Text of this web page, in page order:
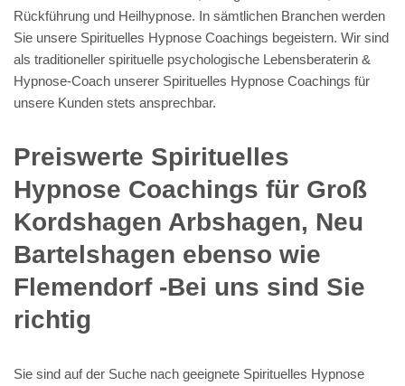
Rückführung und Heilhypnose. In sämtlichen Branchen werden
Sie unsere Spirituelles Hypnose Coachings begeistern. Wir sind
als traditioneller spirituelle psychologische Lebensberaterin &
Hypnose-Coach unserer Spirituelles Hypnose Coachings für
unsere Kunden stets ansprechbar.
Preiswerte Spirituelles
Hypnose Coachings für Groß
Kordshagen Arbshagen, Neu
Bartelshagen ebenso wie
Flemendorf -Bei uns sind Sie
richtig
Sie sind auf der Suche nach geeignete Spirituelles Hypnose